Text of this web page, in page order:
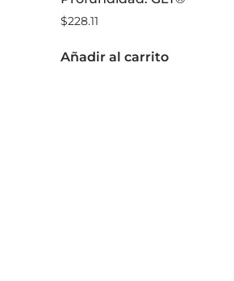
$228.11
Añadir al carrito